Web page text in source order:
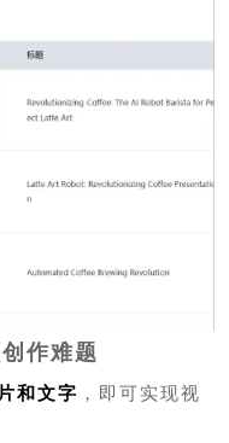
作难题
和文字 ，即可实现视